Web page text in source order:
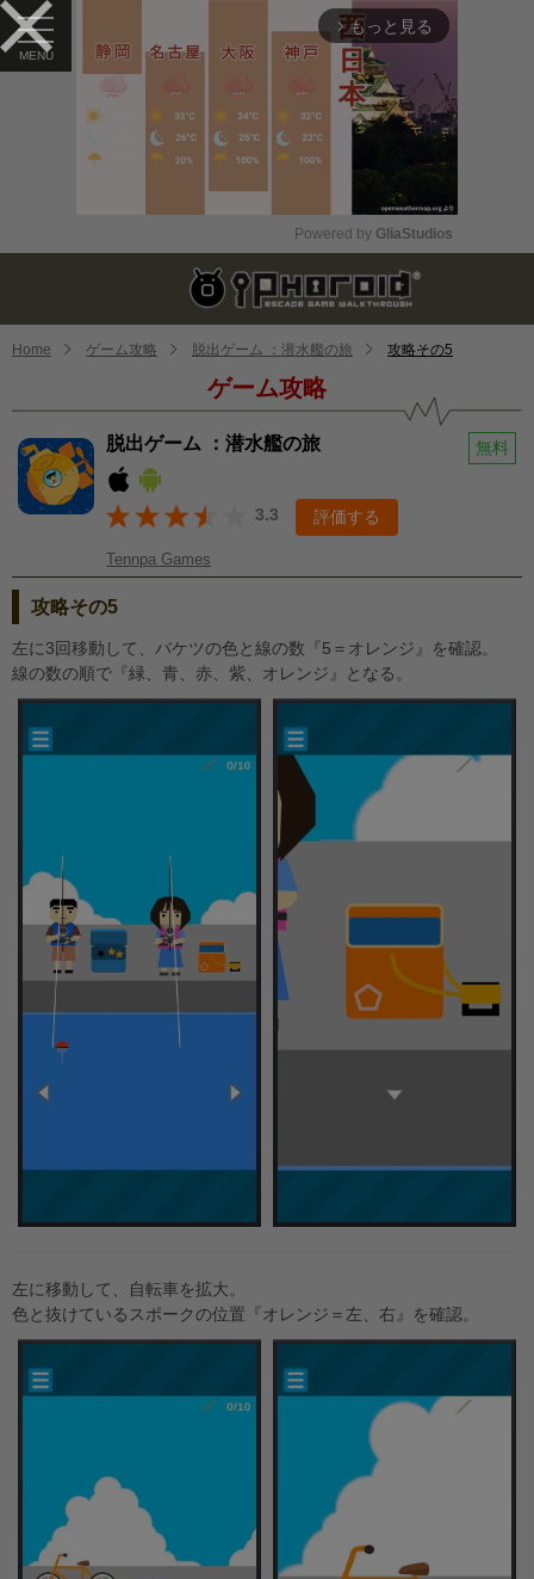
arrow_forward_ios もっと見る
Mute
Powered by GliaStudios
Home ゲーム攻略 脱出ゲーム ：潜水艦の旅 攻略その5
ゲーム攻略
脱出ゲーム ：潜水艦の旅 無料
3.3 評価する
Tennpa Games
攻略その5
左に3回移動して、バケツの色と線の数『5＝オレンジ』を確認。
線の数の順で『緑、青、赤、紫、オレンジ』となる。
左に移動して、自転車を拡大。
色と抜けているスポークの位置『オレンジ＝左、右』を確認。